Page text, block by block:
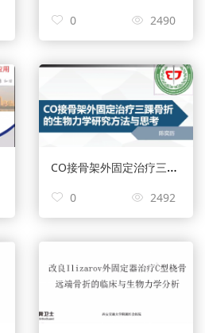
0 2490
CO接骨架外固定治疗三踝骨折的生物力学研究方法与思考——陈奕历
0 2492